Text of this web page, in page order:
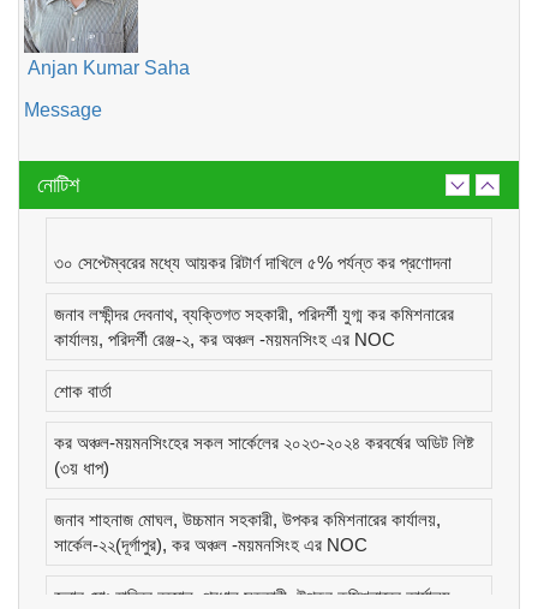
Anjan Kumar Saha
Message
নোটিশ
৩০ সেপ্টেম্বরের মধ্যে আয়কর রিটার্ণ দাখিলে ৫% পর্যন্ত কর প্রণোদনা
জনাব লক্ষীন্দর দেবনাথ, ব্যক্তিগত সহকারী, পরিদর্শী যুগ্ম কর কমিশনারের
কার্যালয়, পরিদর্শী রেঞ্জ-২, কর অঞ্চল -ময়মনসিংহ এর NOC
শোক বার্তা
কর অঞ্চল-ময়মনসিংহের সকল সার্কেলের ২০২৩-২০২৪ করবর্ষের অডিট লিষ্ট
(৩য় ধাপ)
জনাব শাহনাজ মোঘল, উচ্চমান সহকারী, উপকর কমিশনারের কার্যালয়,
সার্কেল-২২(দূর্গাপুর), কর অঞ্চল -ময়মনসিংহ এর NOC
জনাব মোঃ হাবিবুর রহমান, প্রধান সহকারী, উপকর কমিশনারের কার্যালয়,